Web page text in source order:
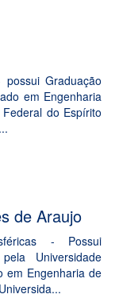
possui Graduação
em Engenharia
do Espírito
de Araujo
- Possui
Universidade
em Engenharia de